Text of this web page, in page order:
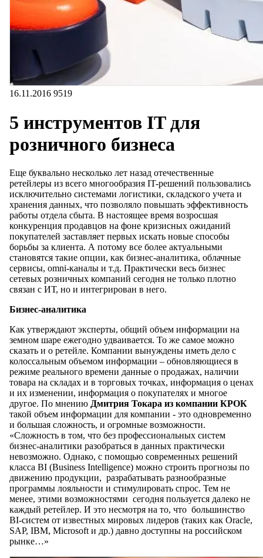
16.11.2016 9519
5 инструментов IT для
розничного бизнеса
Еще буквально несколько лет назад отечественные
ретейлеры из всего многообразия IT-решений пользовались
исключительно системами логистики, складского учета и
хранения данных, что позволяло повышать эффективность
работы отдела сбыта. В настоящее время возросшая
конкуренция продавцов на фоне кризисных ожиданий
покупателей заставляет первых искать новые способы
борьбы за клиента. А потому все более актуальными
становятся такие опции, как бизнес-аналитика, облачные
сервисы, omni-каналы и т.д. Практически весь бизнес
сетевых розничных компаний сегодня не только плотно
связан с ИТ, но и интегрирован в него.
Бизнес-аналитика
Как утверждают эксперты, общий объем информации на
земном шаре ежегодно удваивается. То же самое можно
сказать и о ретейле. Компании вынуждены иметь дело с
колоссальным объемом информации – обновляющиеся в
режиме реального времени данные о продажах, наличии
товара на складах и в торговых точках, информация о ценах
и их изменении, информация о покупателях и многое
другое. По мнению Дмитрия Токара из компании КРОК
такой объем информации для компании - это одновременно
и большая сложность, и огромные возможности.
«Сложность в том, что без профессиональных систем
бизнес-аналитики разобраться в данных практически
невозможно. Однако, с помощью современных решений
класса BI (Business Intelligence) можно строить прогнозы по
движению продукции, разрабатывать разнообразные
программы лояльности и стимулировать спрос. Тем не
менее, этими возможностями сегодня пользуется далеко не
каждый ретейлер. И это несмотря на то, что большинство
BI-систем от известных мировых лидеров (таких как Oracle,
SAP, IBM, Microsoft и др.) давно доступны на российском
рынке…»